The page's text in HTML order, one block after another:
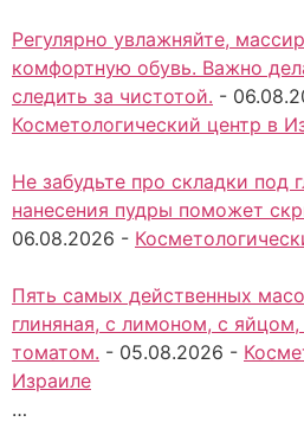
Регулярно увлажняйте,
комфортную обувь. Важно
следить за чистотой. -
Косметологический центр в
Не забудьте про складки под
нанесения пудры поможет
06.08.2026 -
Пять самых действенных
глиняная, с лимоном, с яйцом,
томатом. - 05.08.2026 -
Израиле
…